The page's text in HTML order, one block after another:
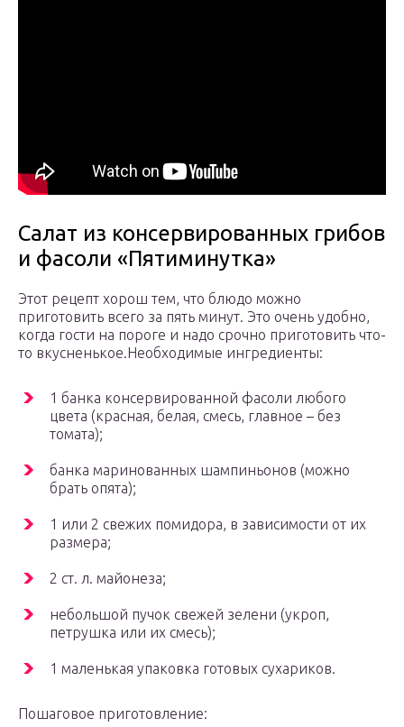
Салат из консервированных грибов
и фасоли «Пятиминутка»
Этот рецепт хорош тем, что блюдо можно
приготовить всего за пять минут. Это очень удобно,
когда гости на пороге и надо срочно приготовить что-
то вкусненькое.Необходимые ингредиенты:
1 банка консервированной фасоли любого
цвета (красная, белая, смесь, главное – без
томата);
банка маринованных шампиньонов (можно
брать опята);
1 или 2 свежих помидора, в зависимости от их
размера;
2 ст. л. майонеза;
небольшой пучок свежей зелени (укроп,
петрушка или их смесь);
1 маленькая упаковка готовых сухариков.
Пошаговое приготовление: